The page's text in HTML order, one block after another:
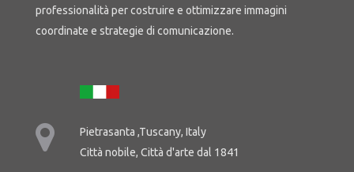
professionalità per costruire e ottimizzare immagini
coordinate e strategie di comunicazione.
Pietrasanta ,Tuscany, Italy
Città nobile, Città d'arte dal 1841